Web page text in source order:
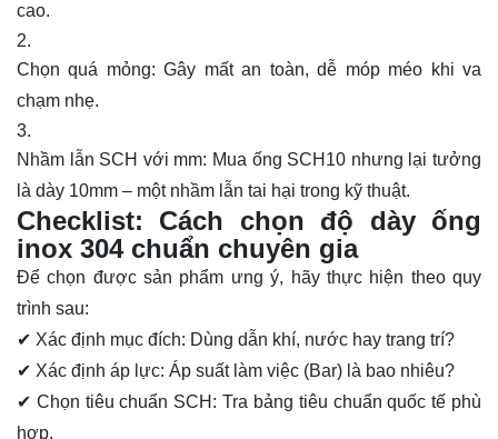
cao.
Chọn quá mỏng: Gây mất an toàn, dễ móp méo khi va
chạm nhẹ.
Nhầm lẫn SCH với mm: Mua ống SCH10 nhưng lại tưởng
là dày 10mm – một nhầm lẫn tai hại trong kỹ thuật.
Checklist: Cách chọn độ dày ống
inox 304 chuẩn chuyên gia
Để chọn được sản phẩm ưng ý, hãy thực hiện theo quy
trình sau:
✔ Xác định mục đích: Dùng dẫn khí, nước hay trang trí?
✔ Xác định áp lực: Áp suất làm việc (Bar) là bao nhiêu?
✔ Chọn tiêu chuẩn SCH: Tra bảng tiêu chuẩn quốc tế phù
hợp.